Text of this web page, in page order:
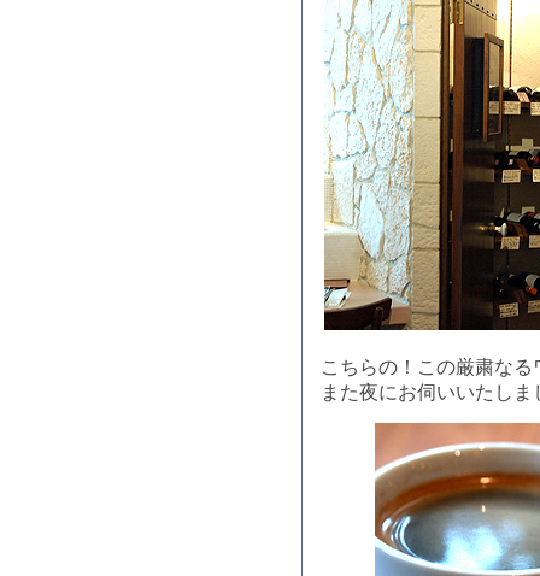
こちらの！この厳粛な
また夜にお伺いいたし